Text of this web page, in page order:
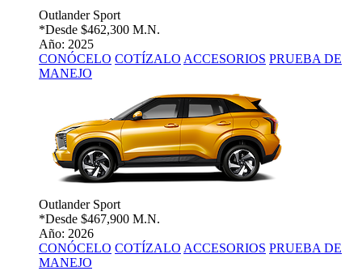
Outlander Sport
*Desde $462,300 M.N.
Año: 2025
CONÓCELO COTÍZALO ACCESORIOS PRUEBA DE
MANEJO
Outlander Sport
*Desde $467,900 M.N.
Año: 2026
CONÓCELO COTÍZALO ACCESORIOS PRUEBA DE
MANEJO